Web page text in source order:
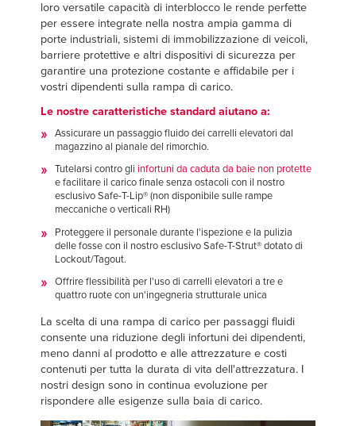
English
中文
MIDDLE EAST/AFRICA
English
loro versatile capacità di interblocco le rende perfette
per essere integrate nella nostra ampia gamma di
porte industriali, sistemi di immobilizzazione di veicoli,
barriere protettive e altri dispositivi di sicurezza per
garantire una protezione costante e affidabile per i
vostri dipendenti sulla rampa di carico.
Le nostre caratteristiche standard aiutano a:
Assicurare un passaggio fluido dei carrelli elevatori dal
magazzino al pianale del rimorchio.
Tutelarsi contro gli infortuni da caduta da baie non protette
e facilitare il carico finale senza ostacoli con il nostro
esclusivo Safe-T-Lip® (non disponibile sulle rampe
meccaniche o verticali RH)
Proteggere il personale durante l'ispezione e la pulizia
delle fosse con il nostro esclusivo Safe-T-Strut® dotato di
Lockout/Tagout.
Offrire flessibilità per l'uso di carrelli elevatori a tre e
quattro ruote con un'ingegneria strutturale unica
La scelta di una rampa di carico per passaggi fluidi
consente una riduzione degli infortuni dei dipendenti,
meno danni al prodotto e alle attrezzature e costi
contenuti per tutta la durata di vita dell'attrezzatura. I
nostri design sono in continua evoluzione per
rispondere alle esigenze sulla baia di carico.